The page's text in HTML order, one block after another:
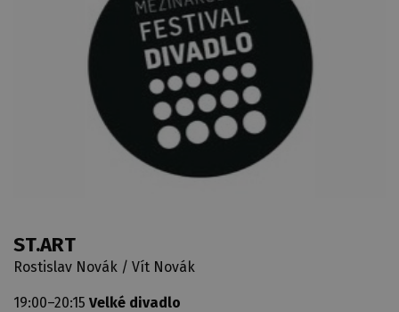
ST.ART
Rostislav Novák / Vít Novák
19:00–20:15 Velké divadlo